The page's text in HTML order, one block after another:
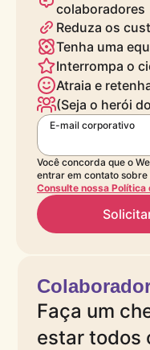
colaboradores
Reduza os
Tenha uma
Interrompa o
Atraia e
(Seja o herói
E-mail corporativo
Você concorda que o
entrar em contato sobre
Consulte nossa Política
Faça um
estar todos